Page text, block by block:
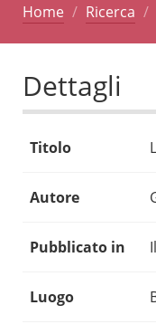
Home Ricerca
Dettagli
Titolo
Autore
Pubblicato in
Luogo